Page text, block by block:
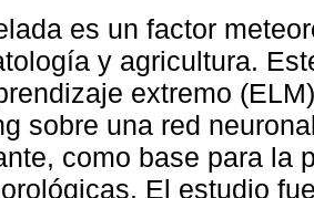
es un factor
y agricultura.
extremo
sobre una red
como base para la
El estudio